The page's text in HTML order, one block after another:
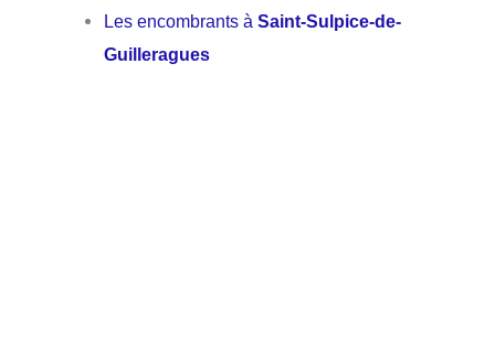
Les encombrants àSaint-Sulpice-de-
Guilleragues